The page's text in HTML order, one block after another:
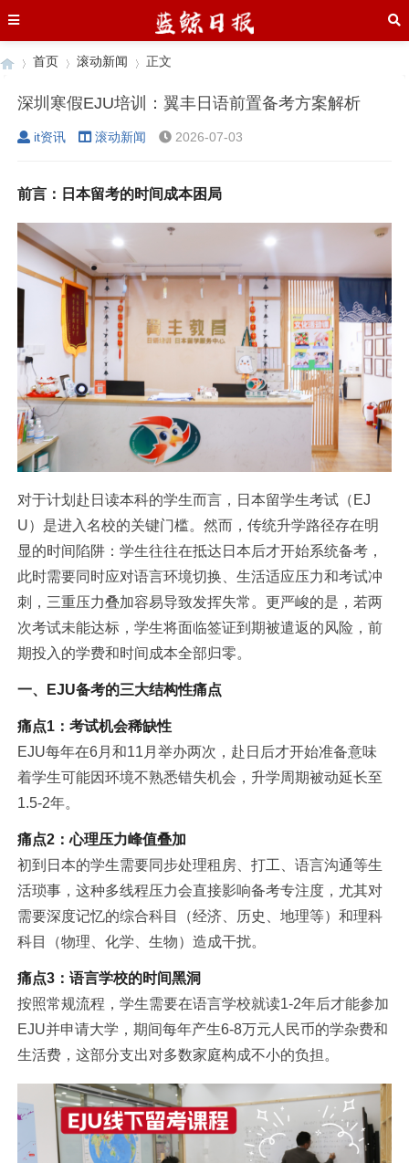
›
首页
›
滚动新闻
›
正文
深圳寒假EJU培训：翼丰日语前置备考方案解析
it资讯 滚动新闻 2026-07-03
前言：日本留考的时间成本困局
对于计划赴日读本科的学生而言，日本留学生考试（EJ
U）是进入名校的关键门槛。然而，传统升学路径存在明
显的时间陷阱：学生往往在抵达日本后才开始系统备考，
此时需要同时应对语言环境切换、生活适应压力和考试冲
刺，三重压力叠加容易导致发挥失常。更严峻的是，若两
次考试未能达标，学生将面临签证到期被遣返的风险，前
期投入的学费和时间成本全部归零。
一、EJU备考的三大结构性痛点
痛点1：考试机会稀缺性
EJU每年在6月和11月举办两次，赴日后才开始准备意味
着学生可能因环境不熟悉错失机会，升学周期被动延长至
1.5-2年。
痛点2：心理压力峰值叠加
初到日本的学生需要同步处理租房、打工、语言沟通等生
活琐事，这种多线程压力会直接影响备考专注度，尤其对
需要深度记忆的综合科目（经济、历史、地理等）和理科
科目（物理、化学、生物）造成干扰。
痛点3：语言学校的时间黑洞
按照常规流程，学生需要在语言学校就读1-2年后才能参加
EJU并申请大学，期间每年产生6-8万元人民币的学杂费和
生活费，这部分支出对多数家庭构成不小的负担。